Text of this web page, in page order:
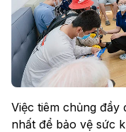
Việc tiêm chủng đầy
nhất để bảo vệ sức